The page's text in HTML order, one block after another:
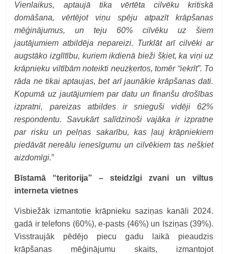
Vienlaikus, aptaujā tika vērtēta cilvēku kritiskā
domāšana, vērtējot viņu spēju atpazīt krāpšanas
mēģinājumus, un teju 60% cilvēku uz šiem
jautājumiem atbildēja nepareizi. Turklāt arī cilvēki ar
augstāko izglītību, kuriem ikdienā bieži šķiet, ka viņi uz
krāpnieku viltībām noteikti neuzķertos, tomēr “iekrīt”. To
rāda ne tikai aptaujas, bet arī jaunākie krāpšanas dati.
Kopumā uz jautājumiem par datu un finanšu drošības
izpratni, pareizas atbildes ir snieguši vidēji 62%
respondentu. Savukārt salīdzinoši vajāka ir izpratne
par risku un pelņas sakarību, kas ļauj krāpniekiem
piedāvāt nereālu ienesīgumu un cilvēkiem tas nešķiet
aizdomīgi.”
Bīstamā “teritorija” – steidzīgi zvani un viltus
interneta vietnes
Visbiežāk izmantotie krāpnieku saziņas kanāli 2024.
gadā ir telefons (60%), e-pasts (46%) un īsziņas (39%).
Visstraujāk pēdējo piecu gadu laikā pieaudzis
krāpšanas mēģinājumu skaits, izmantojot